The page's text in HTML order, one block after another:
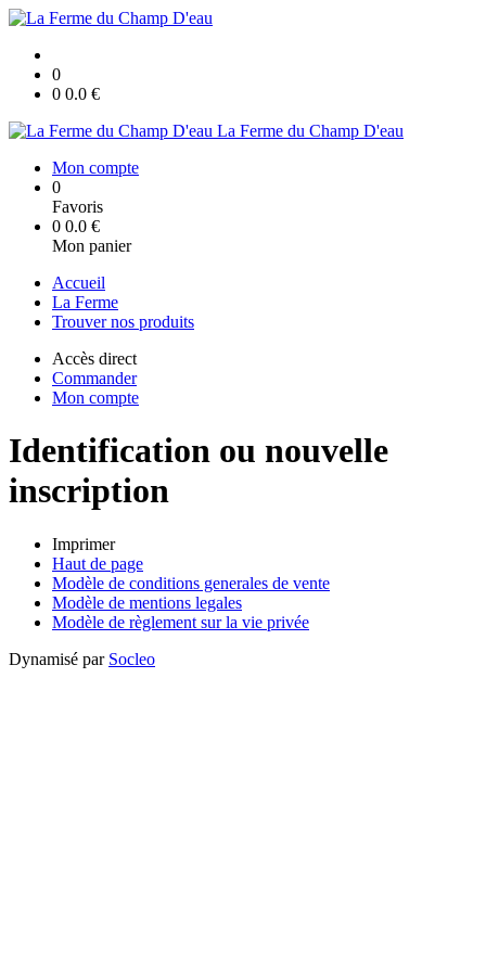
0
0 0.0 €
La Ferme du Champ D'eau
Mon compte
0
Favoris
0 0.0 €
Mon panier
Accueil
La Ferme
Trouver nos produits
Accès direct
Commander
Mon compte
Identification ou nouvelle
inscription
Imprimer
Haut de page
Modèle de conditions generales de vente
Modèle de mentions legales
Modèle de règlement sur la vie privée
Dynamisé par Socleo